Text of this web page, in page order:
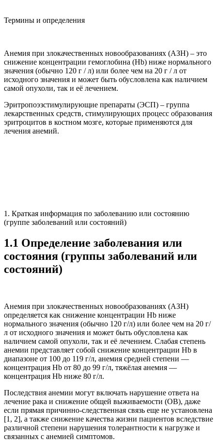
Термины и определения
Анемия при злокачественных новообразованиях (АЗН) – это
снижение концентрации гемоглобина (Hb) ниже нормального
значения (обычно 120 г / л) или более чем на 20 г / л от
исходного значения и может быть обусловлена как наличием
самой опухоли, так и её лечением.
Эритропоэзстимулирующие препараты (ЭСП) – группа
лекарственных средств, стимулирующих процесс образования
эритроцитов в костном мозге, которые применяются для
лечения анемий.
1. Краткая информация по заболеванию или состоянию
(группе заболеваний или состояний)
1.1 Определение заболевания или
состояния (группы заболеваний или
состояний)
Анемия при злокачественных новообразованиях (АЗН)
определяется как снижение концентрации Hb ниже
нормального значения (обычно 120 г/л) или более чем на 20 г/
л от исходного значения и может быть обусловлена как
наличием самой опухоли, так и её лечением. Слабая степень
анемии представляет собой снижение концентрации Hb в
диапазоне от 100 до 119 г/л, анемия средней степени —
концентрация Hb от 80 до 99 г/л, тяжёлая анемия —
концентрация Hb ниже 80 г/л.
Последствия анемии могут включать нарушение ответа на
лечение рака и снижение общей выживаемости (ОВ), даже
если прямая причинно-следственная связь еще не установлена
[1, 2], а также снижение качества жизни пациентов вследствие
различной степени нарушения толерантности к нагрузке и
связанных с анемией симптомов.